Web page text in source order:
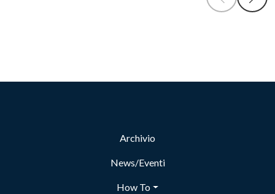
Archivio
News/Eventi
How To